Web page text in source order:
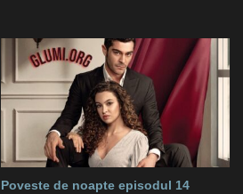
Poveste de noapte episodul 14